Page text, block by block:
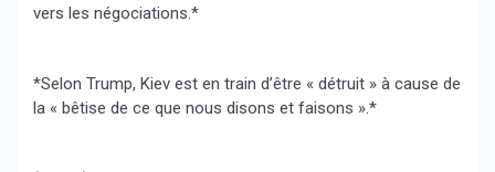
vers les négociations.*
*Selon Trump, Kiev est en train d’être « détruit » à cause de
la « bêtise de ce que nous disons et faisons ».*